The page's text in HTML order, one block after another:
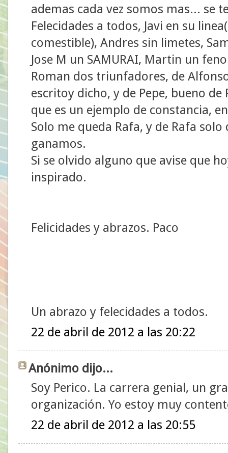
ademas cada vez somos mas... se
Felecidades a todos, Javi en su
comestible), Andres sin limetes,
Jose M un SAMURAI, Martin un
Roman dos triunfadores, de
escritoy dicho, y de Pepe, bueno
que es un ejemplo de constancia,
Solo me queda Rafa, y de Rafa
ganamos.
Si se olvido alguno que avise que
inspirado.
Felicidades y abrazos. Paco
Un abrazo y felecidades a todos.
22 de abril de 2012 a las 20:22
Anónimo dijo...
Soy Perico. La carrera genial, un
organización. Yo estoy muy
22 de abril de 2012 a las 20:55